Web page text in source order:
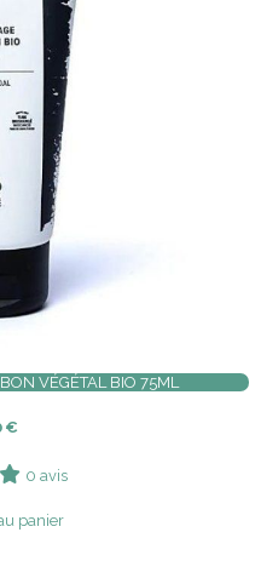
VÉGÉTAL BIO 75ML
€
0 avis
panier